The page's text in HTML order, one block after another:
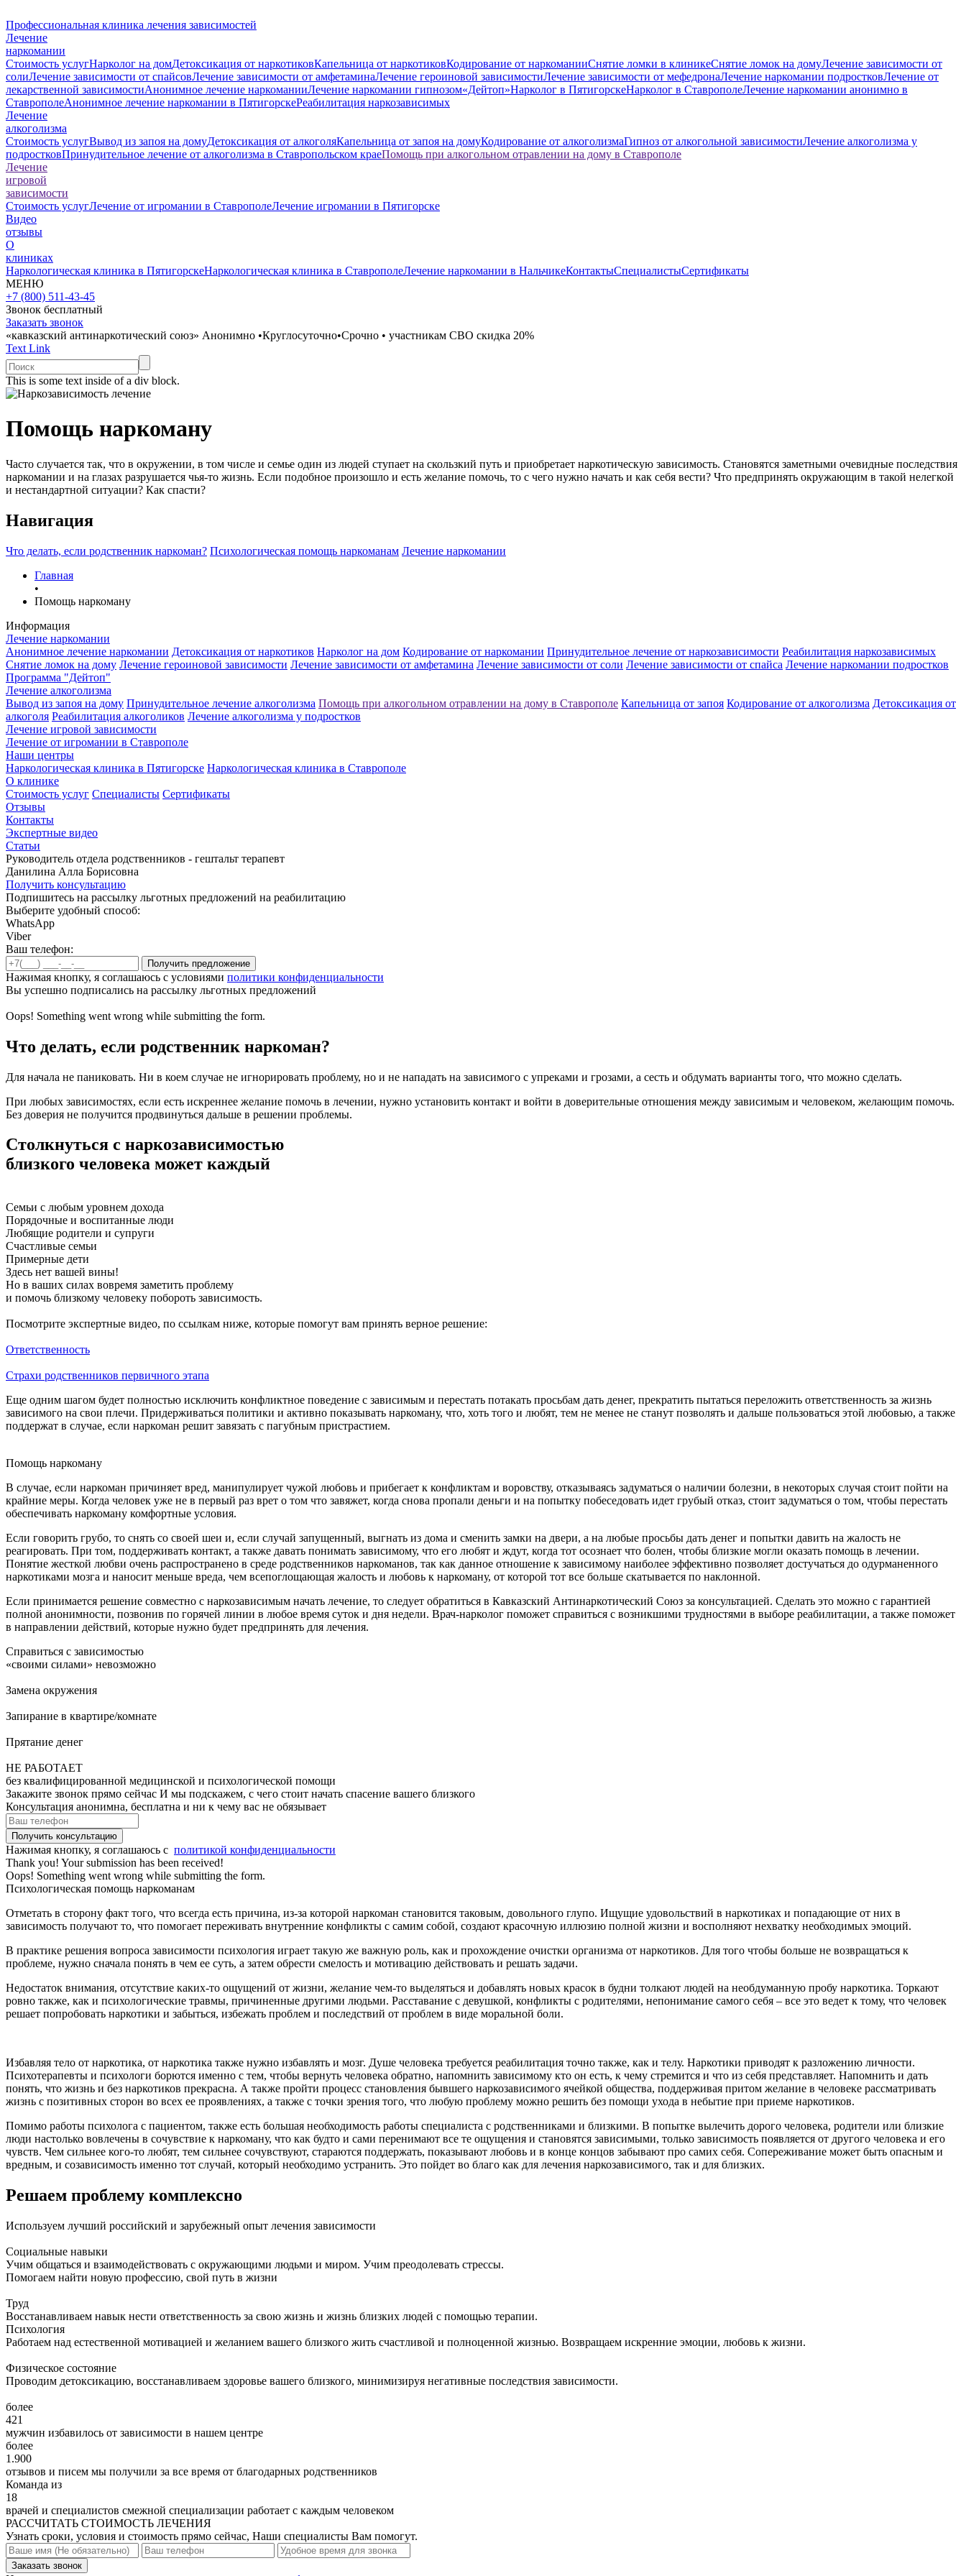
Профессиональная клиника лечения зависимостей
Лечение
наркомании
Стоимость услугНарколог на домДетоксикация от наркотиковКапельница от наркотиковКодирование от наркоманииСнятие ломки в клиникеСнятие ломок на домуЛечение зависимости от
солиЛечение зависимости от спайсовЛечение зависимости от амфетаминаЛечение героиновой зависимостиЛечение зависимости от мефедронаЛечение наркомании подростковЛечение от
лекарственной зависимостиАнонимное лечение наркоманииЛечение наркомании гипнозом«Дейтоп»Нарколог в ПятигорскеНарколог в СтаврополеЛечение наркомании анонимно в
СтаврополеАнонимное лечение наркомании в ПятигорскеРеабилитация наркозависимых
Лечение
алкоголизма
Стоимость услугВывод из запоя на домуДетоксикация от алкоголяКапельница от запоя на домуКодирование от алкоголизмаГипноз от алкогольной зависимостиЛечение алкоголизма у
подростковПринудительное лечение от алкоголизма в Ставропольском краеПомощь при алкогольном отравлении на дому в Ставрополе
Лечение
игровой
зависимости
Стоимость услугЛечение от игромании в СтаврополеЛечение игромании в Пятигорске
Видео
отзывы
О
клиниках
Наркологическая клиника в ПятигорскеНаркологическая клиника в СтаврополеЛечение наркомании в НальчикеКонтактыСпециалистыСертификаты
МЕНЮ
+7 (800) 511-43-45
Звонок бесплатный
Заказать звонок
«кавказский антинаркотический союз» Анонимно •Круглосуточно•Срочно • участникам СВО скидка 20%
Text Link
This is some text inside of a div block.
Помощь наркоману
Часто случается так, что в окружении, в том числе и семье один из людей ступает на скользкий путь и приобретает наркотическую зависимость. Становятся заметными очевидные последствия
наркомании и на глазах разрушается чья-то жизнь. Если подобное произошло и есть желание помочь, то с чего нужно начать и как себя вести? Что предпринять окружающим в такой нелегкой
и нестандартной ситуации? Как спасти?
Навигация
Что делать, если родственник наркоман? Психологическая помощь наркоманам Лечение наркомании
Главная
•
Помощь наркоману
Информация
Лечение наркомании
Анонимное лечение наркомании Детоксикация от наркотиков Нарколог на дом Кодирование от наркомании Принудительное лечение от наркозависимости Реабилитация наркозависимых
Снятие ломок на дому Лечение героиновой зависимости Лечение зависимости от амфетамина Лечение зависимости от соли Лечение зависимости от спайса Лечение наркомании подростков
Программа "Дейтоп"
Лечение алкоголизма
Вывод из запоя на дому Принудительное лечение алкоголизма Помощь при алкогольном отравлении на дому в Ставрополе Капельница от запоя Кодирование от алкоголизма Детоксикация от
алкоголя Реабилитация алкоголиков Лечение алкоголизма у подростков
Лечение игровой зависимости
Лечение от игромании в Ставрополе
Наши центры
Наркологическая клиника в Пятигорске Наркологическая клиника в Ставрополе
О клинике
Стоимость услуг Специалисты Сертификаты
Отзывы
Контакты
Экспертные видео
Статьи
Руководитель отдела родственников - гештальт терапевт
Данилина Алла Борисовна
Получить консультацию
Подпишитесь на рассылку льготных предложений на реабилитацию
Выберите удобный способ:
WhatsApp
Viber
Ваш телефон:
Нажимая кнопку, я соглашаюсь с условиями политики конфиденциальности
Вы успешно подписались на рассылку льготных предложений
Oops! Something went wrong while submitting the form.
Что делать, если родственник наркоман?
Для начала не паниковать. Ни в коем случае не игнорировать проблему, но и не нападать на зависимого с упреками и грозами, а сесть и обдумать варианты того, что можно сделать.
При любых зависимостях, если есть искреннее желание помочь в лечении, нужно установить контакт и войти в доверительные отношения между зависимым и человеком, желающим помочь.
Без доверия не получится продвинуться дальше в решении проблемы.
Столкнуться с наркозависимостью
близкого человека может каждый
Семьи с любым уровнем дохода
Порядочные и воспитанные люди
Любящие родители и супруги
Счастливые семьи
Примерные дети
Здесь нет вашей вины!
Но в ваших силах вовремя заметить проблему
и помочь близкому человеку побороть зависимость.
Посмотрите экспертные видео, по ссылкам ниже, которые помогут вам принять верное решение:
Ответственность
Страхи родственников первичного этапа
Еще одним шагом будет полностью исключить конфликтное поведение с зависимым и перестать потакать просьбам дать денег, прекратить пытаться переложить ответственность за жизнь
зависимого на свои плечи. Придерживаться политики и активно показывать наркоману, что, хоть того и любят, тем не менее не станут позволять и дальше пользоваться этой любовью, а также
поддержат в случае, если наркоман решит завязать с пагубным пристрастием.
Помощь наркоману
В случае, если наркоман причиняет вред, манипулирует чужой любовь и прибегает к конфликтам и воровству, отказываясь задуматься о наличии болезни, в некоторых случая стоит пойти на
крайние меры. Когда человек уже не в первый раз врет о том что завяжет, когда снова пропали деньги и на попытку побеседовать идет грубый отказ, стоит задуматься о том, чтобы перестать
обеспечивать наркоману комфортные условия.
Если говорить грубо, то снять со своей шеи и, если случай запущенный, выгнать из дома и сменить замки на двери, а на любые просьбы дать денег и попытки давить на жалость не
реагировать. При том, поддерживать контакт, а также давать понимать зависимому, что его любят и ждут, когда тот осознает что болен, чтобы близкие могли оказать помощь в лечении.
Понятие жесткой любви очень распространено в среде родственников наркоманов, так как данное отношение к зависимому наиболее эффективно позволяет достучаться до одурманенного
наркотиками мозга и наносит меньше вреда, чем всепоглощающая жалость и любовь к наркоману, от которой тот все больше скатывается по наклонной.
Если принимается решение совместно с наркозависимым начать лечение, то следует обратиться в Кавказский Антинаркотический Союз за консультацией. Сделать это можно с гарантией
полной анонимности, позвонив по горячей линии в любое время суток и дня недели. Врач-нарколог поможет справиться с возникшими трудностями в выборе реабилитации, а также поможет
в направлении действий, которые нужно будет предпринять для лечения.
Справиться с зависимостью
«своими силами» невозможно
Замена окружения
Запирание в квартире/комнате
Прятание денег
НЕ РАБОТАЕТ
без квалифицированной медицинской и психологической помощи
Закажите звонок прямо сейчас И мы подскажем, с чего стоит начать спасение вашего близкого
Консультация анонимна, бесплатна и ни к чему вас не обязывает
Нажимая кнопку, я соглашаюсь с политикой конфиденциальности
Thank you! Your submission has been received!
Oops! Something went wrong while submitting the form.
Психологическая помощь наркоманам
Отметать в сторону факт того, что всегда есть причина, из-за которой наркоман становится таковым, довольного глупо. Ищущие удовольствий в наркотиках и попадающие от них в
зависимость получают то, что помогает переживать внутренние конфликты с самим собой, создают красочную иллюзию полной жизни и восполняют нехватку необходимых эмоций.
В практике решения вопроса зависимости психология играет такую же важную роль, как и прохождение очистки организма от наркотиков. Для того чтобы больше не возвращаться к
проблеме, нужно сначала понять в чем ее суть, а затем обрести смелость и мотивацию действовать и решать задачи.
Недостаток внимания, отсутствие каких-то ощущений от жизни, желание чем-то выделяться и добавлять новых красок в будни толкают людей на необдуманную пробу наркотика. Торкают
ровно также, как и психологические травмы, причиненные другими людьми. Расставание с девушкой, конфликты с родителями, непонимание самого себя – все это ведет к тому, что человек
решает попробовать наркотики и забыться, избежать проблем и последствий от проблем в виде моральной боли.
Избавляя тело от наркотика, от наркотика также нужно избавлять и мозг. Душе человека требуется реабилитация точно также, как и телу. Наркотики приводят к разложению личности.
Психотерапевты и психологи борются именно с тем, чтобы вернуть человека обратно, напомнить зависимому кто он есть, к чему стремится и что из себя представляет. Напомнить и дать
понять, что жизнь и без наркотиков прекрасна. А также пройти процесс становления бывшего наркозависимого ячейкой общества, поддерживая притом желание в человеке рассматривать
жизнь с позитивных сторон во всех ее проявлениях, а также с точки зрения того, что любую проблему можно решить без помощи ухода в небытие при приеме наркотиков.
Помимо работы психолога с пациентом, также есть большая необходимость работы специалиста с родственниками и близкими. В попытке вылечить дорого человека, родители или близкие
люди настолько вовлечены в сочувствие к наркоману, что как будто и сами перенимают все те ощущения и становятся зависимыми, только зависимость появляется от другого человека и его
чувств. Чем сильнее кого-то любят, тем сильнее сочувствуют, стараются поддержать, показывают любовь и в конце концов забывают про самих себя. Сопереживание может быть опасным и
вредным, и созависимость именно тот случай, который необходимо устранить. Это пойдет во благо как для лечения наркозависимого, так и для близких.
Решаем проблему комплексно
Используем лучший российский и зарубежный опыт лечения зависимости
Социальные навыки
Учим общаться и взаимодействовать с окружающими людьми и миром. Учим преодолевать стрессы.
Помогаем найти новую профессию, свой путь в жизни
Труд
Восстанавливаем навык нести ответственность за свою жизнь и жизнь близких людей с помощью терапии.
Психология
Работаем над естественной мотивацией и желанием вашего близкого жить счастливой и полноценной жизнью. Возвращаем искренние эмоции, любовь к жизни.
Физическое состояние
Проводим детоксикацию, восстанавливаем здоровье вашего близкого, минимизируя негативные последствия зависимости.
более
421
мужчин избавилось от зависимости в нашем центре
более
1.900
отзывов и писем мы получили за все время от благодарных родственников
Команда из
18
врачей и специалистов смежной специализации работает с каждым человеком
РАССЧИТАТЬ СТОИМОСТЬ ЛЕЧЕНИЯ
Узнать сроки, условия и стоимость прямо сейчас, Наши специалисты Вам помогут.